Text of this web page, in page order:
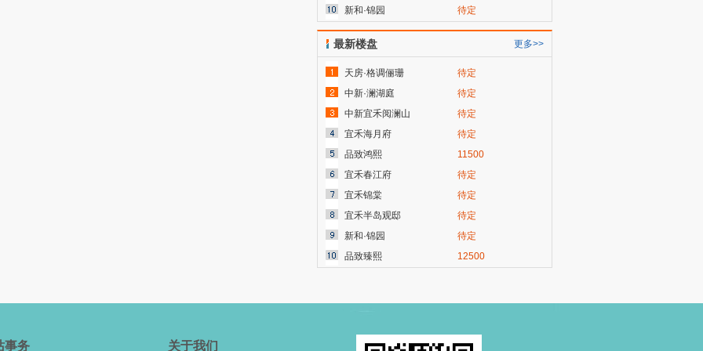
新和·锦园 待定
最新楼盘 更多>>
天房·格调俪珊
待定
中新·澜湖庭
待定
中新宜禾阅澜山
待定
宜禾海月府
待定
品致鸿熙
11500
宜禾春江府
待定
宜禾锦棠
待定
宜禾半岛观邸
待定
新和·锦园
待定
品致臻熙
12500
事务 关于我们